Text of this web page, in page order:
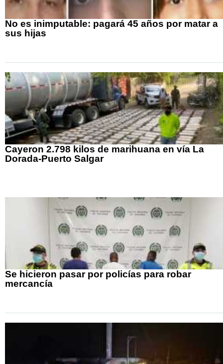
No es inimputable: pagará 45 años por matar a
sus hijas
Cayeron 2.798 kilos de marihuana en vía La
Dorada-Puerto Salgar
Se hicieron pasar por policías para robar
mercancía